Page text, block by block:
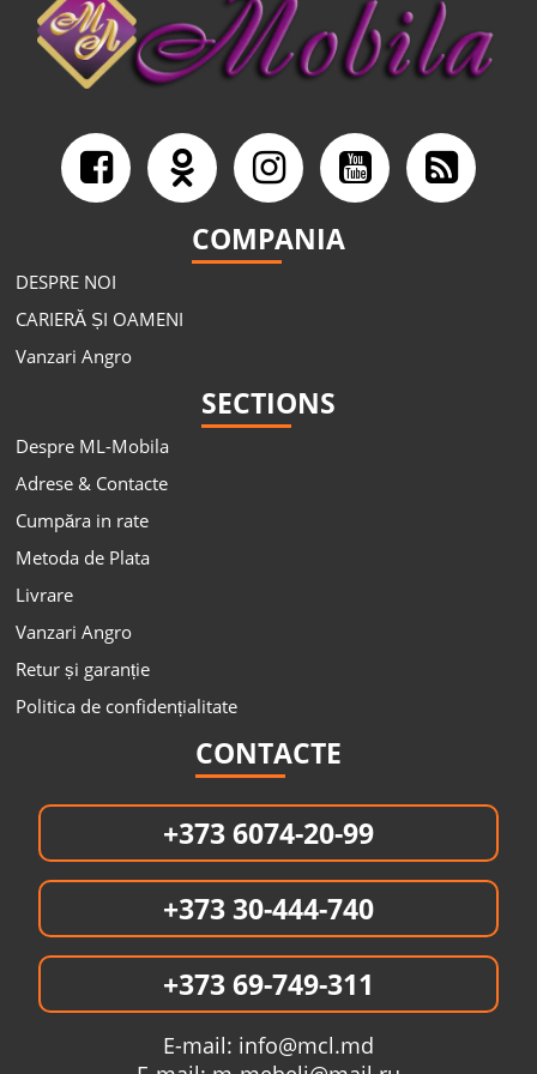
COMPANIA
DESPRE NOI
CARIERĂ ȘI OAMENI
Vanzari Angro
SECTIONS
Despre ML-Mobila
Adrese & Contacte
Cumpăra in rate
Metoda de Plata
Livrare
Vanzari Angro
Retur și garanție
Politica de confidențialitate
CONTACTE
+373 6074-20-99
+373 30-444-740
+373 69-749-311
E-mail: info@mcl.md